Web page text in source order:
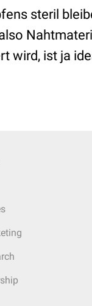
steril
wird, ist ja